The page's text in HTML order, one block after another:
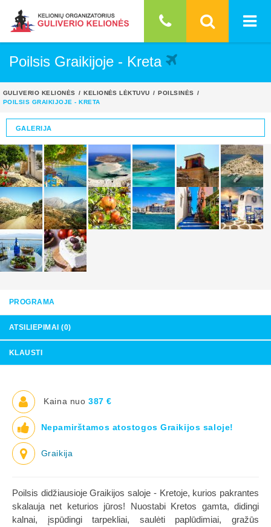
Poilsis Graikijoje - Kreta
GULIVERIO KELIONĖS KELIONĖS LĖKTUVU
POILSINĖS
POILSIS GRAIKIJOJE - KRETA
GALERIJA
PROGRAMA
ATSILIEPIMAI (0)
KLAUSTI
Kaina nuo 387 €
Nepamirštamos atostogos Graikijos saloje!
Graikija
Poilsis didžiausioje Graikijos saloje - Kretoje, kurios pakrantes
skalauja net keturios jūros! Nuostabi Kretos gamta, didingi
kalnai, įspūdingi tarpekliai, saulėti paplūdimiai, gražūs